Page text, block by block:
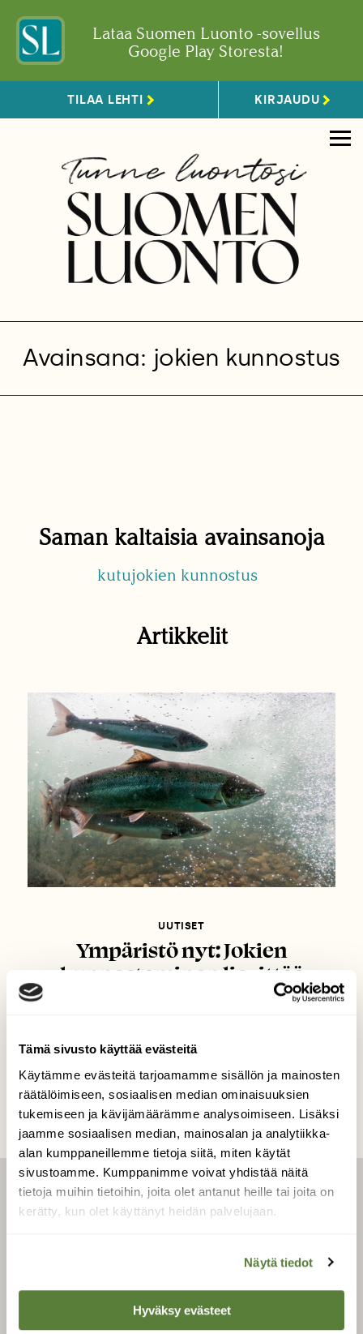
Tämä sivusto käyttää evästeitä
Käytämme evästeitä tarjoamamme sisällön ja mainosten
räätälöimiseen, sosiaalisen median ominaisuuksien
tukemiseen ja kävijämäärämme analysoimiseen. Lisäksi
jaamme sosiaalisen median, mainosalan ja analytiikka-
alan kumppaneillemme tietoja siitä, miten käytät
sivustoamme. Kumppanimme voivat yhdistää näitä
tietoja muihin tietoihin, joita olet antanut heille tai joita on
kerätty, kun olet käyttänyt heidän palvelujaan.
Näytä tiedot
Hyväksy evästeet
Lataa Suomen Luonto -sovellus
Google Play Storesta!
TILAA LEHTI KIRJAUDU
Avainsana: jokien kunnostus
Saman kaltaisia avainsanoja
kutujokien kunnostus
Artikkelit
UUTISET
Ympäristö nyt: Jokien
kunnostaminen lievittää
kalojen lämpöstressiä
LEHTI
Tilaa Suomen Luonto